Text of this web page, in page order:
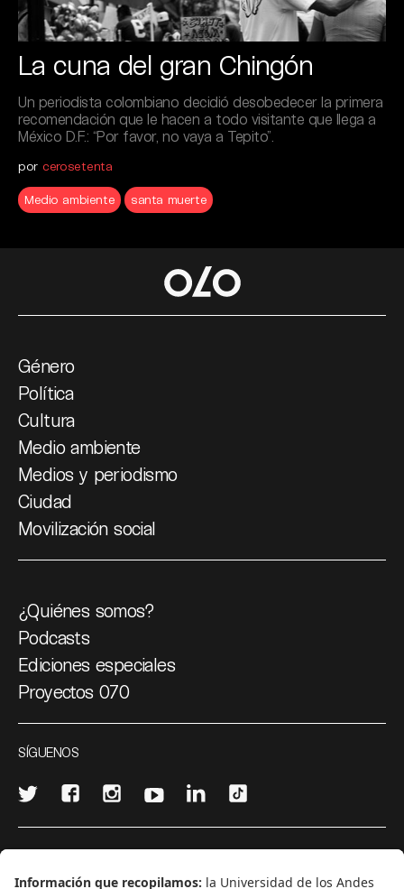
La cuna del gran Chingón
Un periodista colombiano decidió desobedecer la primera
recomendación que le hacen a todo visitante que llega a
México D.F.: “Por favor, no vaya a Tepito”.
por cerosetenta
Medio ambiente santa muerte
Género
Política
Cultura
Medio ambiente
Medios y periodismo
Ciudad
Movilización social
¿Quiénes somos?
Podcasts
Ediciones especiales
Proyectos 070
SÍGUENOS